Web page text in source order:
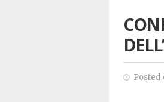
Posted